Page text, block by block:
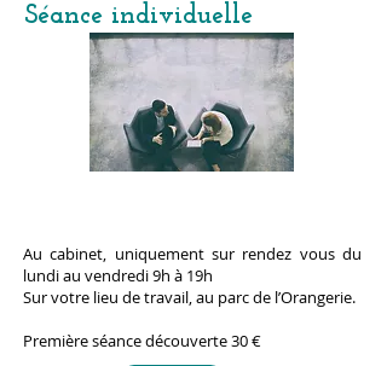
Séance individuelle
Au cabinet, uniquement sur rendez vous du
lundi au vendredi 9h à 19h
Sur votre lieu de travail, au parc de l’Orangerie.
Première séance découverte 30 €